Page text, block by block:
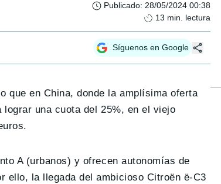
Publicado: 28/05/2024 00:38
13 min. lectura
Síguenos en Google
que en China, donde la amplísima oferta
una cuota del 25%, en el viejo
A (urbanos) y ofrecen autonomías de
ello, la llegada del ambicioso Citroën ë-C3